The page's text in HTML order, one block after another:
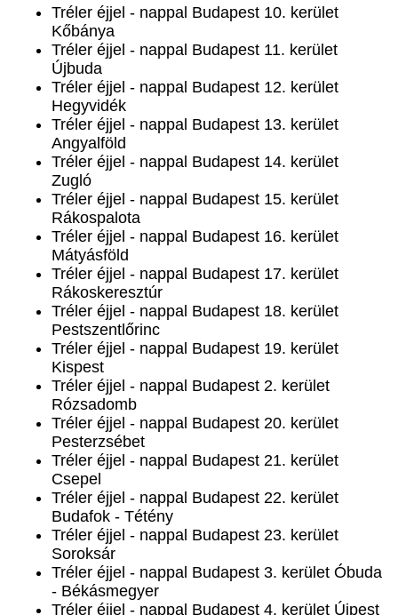
Tréler éjjel - nappal Budapest 10. kerület
Kőbánya
Tréler éjjel - nappal Budapest 11. kerület
Újbuda
Tréler éjjel - nappal Budapest 12. kerület
Hegyvidék
Tréler éjjel - nappal Budapest 13. kerület
Angyalföld
Tréler éjjel - nappal Budapest 14. kerület
Zugló
Tréler éjjel - nappal Budapest 15. kerület
Rákospalota
Tréler éjjel - nappal Budapest 16. kerület
Mátyásföld
Tréler éjjel - nappal Budapest 17. kerület
Rákoskeresztúr
Tréler éjjel - nappal Budapest 18. kerület
Pestszentlőrinc
Tréler éjjel - nappal Budapest 19. kerület
Kispest
Tréler éjjel - nappal Budapest 2. kerület
Rózsadomb
Tréler éjjel - nappal Budapest 20. kerület
Pesterzsébet
Tréler éjjel - nappal Budapest 21. kerület
Csepel
Tréler éjjel - nappal Budapest 22. kerület
Budafok - Tétény
Tréler éjjel - nappal Budapest 23. kerület
Soroksár
Tréler éjjel - nappal Budapest 3. kerület Óbuda
- Békásmegyer
Tréler éjjel - nappal Budapest 4. kerület Újpest